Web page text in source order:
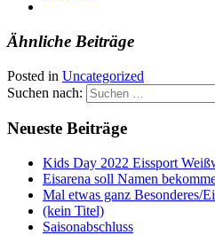
Ähnliche Beiträge
Posted in Uncategorized
Suchen nach:
Neueste Beiträge
Kids Day 2022 Eissport
Eisarena soll Namen
Mal etwas ganz Besonderes/
(kein Titel)
Saisonabschluss